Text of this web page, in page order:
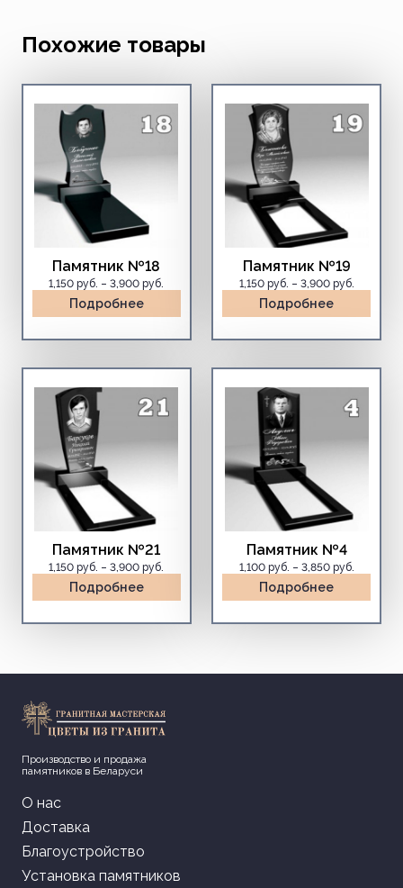
Похожие товары
Памятник №18
1,150руб. – 3,900руб.
–
Подробнее
Памятник №19
1,150 руб. – 3,900 руб.
–
Подробнее
Памятник №21
1,150руб. – 3,900руб.
–
Подробнее
Памятник №4
1,100 руб. – 3,850 руб.
–
Подробнее
Производство и продажа
памятников в Беларуси
О нас
Доставка
Благоустройство
Установка памятников